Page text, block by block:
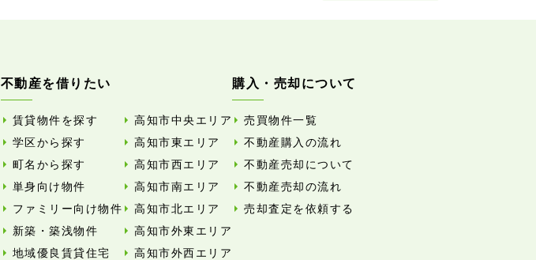
不動産を借りたい
賃貸物件を探す
学区から探す
町名から探す
単身向け物件
ファミリー向け物件
新築・築浅物件
地域優良賃貸住宅
高知市中央エリア
高知市東エリア
高知市西エリア
高知市南エリア
高知市北エリア
高知市外東エリア
高知市外西エリア
購入・売却について
売買物件一覧
不動産購入の流れ
不動産売却について
不動産売却の流れ
売却査定を依頼する